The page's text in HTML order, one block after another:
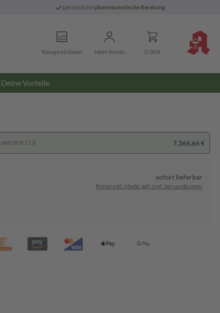
persönliche pharmazeutische Beratung
Rezept einlösen Mein Konto 0,00 €
Deine Vorteile
€ / 1 l) 7.366,66 €
sofort lieferbar
Preise inkl. MwSt. ggf. zzgl. Versandkosten